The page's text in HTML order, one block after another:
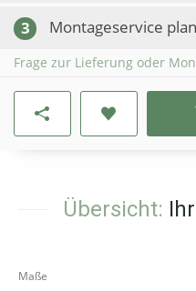
3 Montageservice
Frage zur Lieferung oder
Übersicht:
Maße